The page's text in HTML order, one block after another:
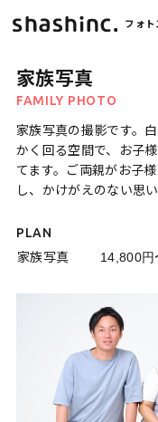
フォト
家族写真
FAMILY PHOTO
家族写真の撮影です。
かく回る空間で、お子
てます。ご両親がお子
し、かけがえのない思い
PLAN
家族写真
14,800円